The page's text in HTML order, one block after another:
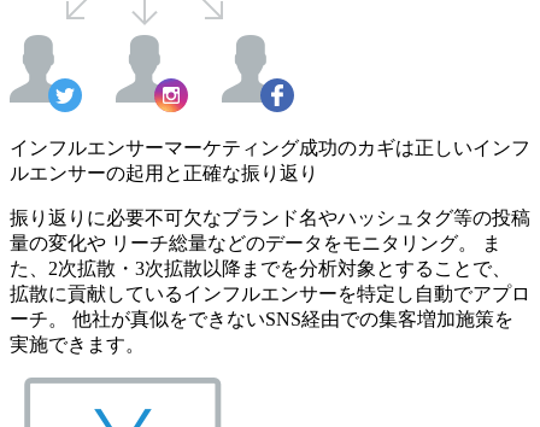
インフルエンサーマーケティング成功のカギは正しいインフ
ルエンサーの起用と正確な振り返り
振り返りに必要不可欠なブランド名やハッシュタグ等の投稿
量の変化や リーチ総量などのデータをモニタリング。 ま
た、2次拡散・3次拡散以降までを分析対象とすることで、
拡散に貢献しているインフルエンサーを特定し自動でアプロ
ーチ。 他社が真似をできないSNS経由での集客増加施策を
実施できます。